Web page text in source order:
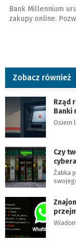
Bank Millennium
zakupy online.
Zobacz również
Rząd
Banki
Osiem
Czy
Żabka